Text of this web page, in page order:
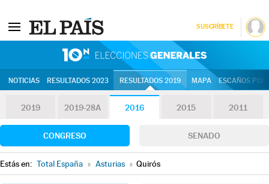
SUSCRÍBETE
NOTICIAS RESULTADOS 2023 RESULTADOS 2019 MAPA ESCAÑOS
2019 2019-28A 2016 2015 2011
CONGRESO SENADO
Estás en: Total España » Asturias » Quirós